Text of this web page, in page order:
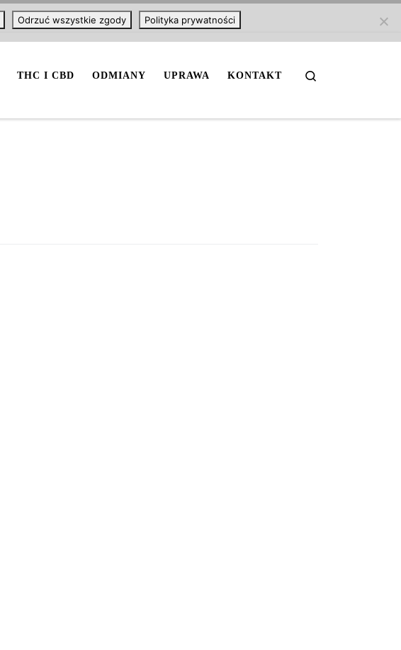
THC I CBD ODMIANY UPRAWA KONTAKT
Odrzuć wszystkie zgody Polityka prywatności